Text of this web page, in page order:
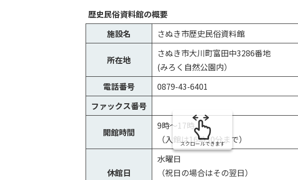
み
の
歴史民俗資料館の概要
施設名
さぬき市歴史民俗資料館
所在地
さぬき市大川町富田中3286番地
(みろく自然公園内）
電話番号
0879-43-6401
ファックス番号
開館時間
9時～17時
（入館は16時30分まで）
休館日
水曜日
（祝日の場合はその翌日）
スクロールできます